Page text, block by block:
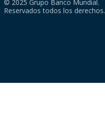
© 2025 Grupo Banco Mundial.
Reservados todos los derechos.